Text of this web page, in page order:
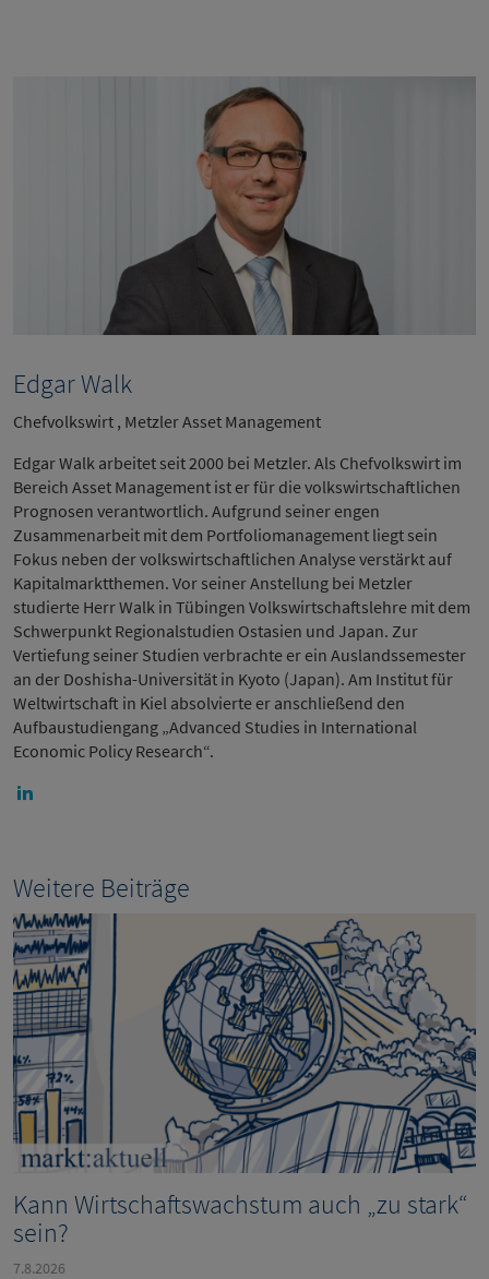
Edgar Walk
Chefvolkswirt , Metzler Asset Management
Edgar Walk arbeitet seit 2000 bei Metzler. Als Chefvolkswirt im
Bereich Asset Management ist er für die volkswirtschaftlichen
Prognosen verantwortlich. Aufgrund seiner engen
Zusammenarbeit mit dem Portfoliomanagement liegt sein
Fokus neben der volkswirtschaftlichen Analyse verstärkt auf
Kapitalmarktthemen. Vor seiner Anstellung bei Metzler
studierte Herr Walk in Tübingen Volkswirtschaftslehre mit dem
Schwerpunkt Regionalstudien Ostasien und Japan. Zur
Vertiefung seiner Studien verbrachte er ein Auslandssemester
an der Doshisha-Universität in Kyoto (Japan). Am Institut für
Weltwirtschaft in Kiel absolvierte er anschließend den
Aufbaustudiengang „Advanced Studies in International
Economic Policy Research“.
Weitere Beiträge
Kann Wirtschaftswachstum auch „zu stark“
sein?
7.8.2026